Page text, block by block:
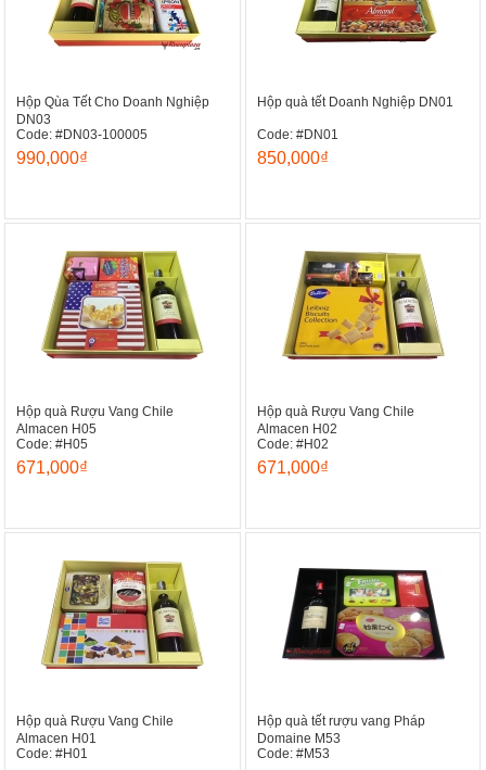
Hộp Qùa Tết Cho Doanh Nghiệp
DN03
Code: #DN03-100005
990,000₫
Hộp quà tết Doanh Nghiệp DN01
Code: #DN01
850,000₫
Hộp quà Rượu Vang Chile
Almacen H05
Code: #H05
671,000₫
Hộp quà Rượu Vang Chile
Almacen H02
Code: #H02
671,000₫
Hộp quà Rượu Vang Chile
Almacen H01
Code: #H01
Hộp quà tết rượu vang Pháp
Domaine M53
Code: #M53